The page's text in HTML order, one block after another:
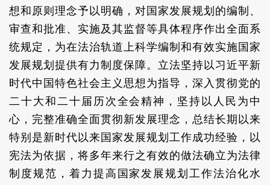
想和原则理念予以明确，对国家发展规划的编制、
审查和批准、实施及其监督等具体程序作出全面系
统规定，为在法治轨道上科学编制和有效实施国家
发展规划提供有力制度保障。立法坚持以习近平新
时代中国特色社会主义思想为指导，深入贯彻党的
二十大和二十届历次全会精神，坚持以人民为中
心，完整准确全面贯彻新发展理念，总结长期以来
特别是新时代以来国家发展规划工作成功经验，以
宪法为依据，将多年来行之有效的做法确立为法律
制度规范，着力提高国家发展规划工作法治化水